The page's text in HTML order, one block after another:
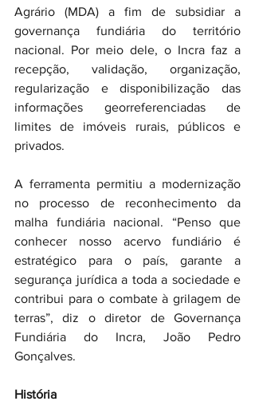
Agrário (MDA) a fim de subsidiar a
governança fundiária do território
nacional. Por meio dele, o Incra faz a
recepção, validação, organização,
regularização e disponibilização das
informações georreferenciadas de
limites de imóveis rurais, públicos e
privados.
A ferramenta permitiu a modernização
no processo de reconhecimento da
malha fundiária nacional. “Penso que
conhecer nosso acervo fundiário é
estratégico para o país, garante a
segurança jurídica a toda a sociedade e
contribui para o combate à grilagem de
terras”, diz o diretor de Governança
Fundiária do Incra, João Pedro
Gonçalves.
História